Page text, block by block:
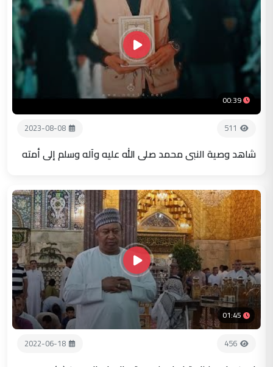
00:39
511
2023-08-08
شاهد وصية النبي محمد صلى الله عليه وآله وسلم إلى أمته
01:45
456
2022-06-18